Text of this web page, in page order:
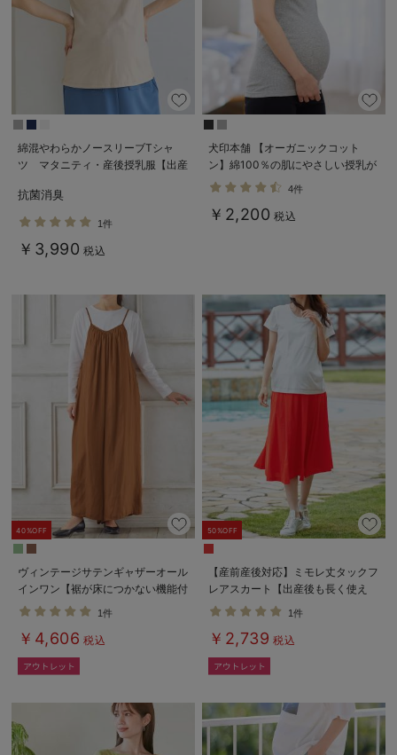
綿混やわらかノースリーブTシャ
ツ マタニティ・産後授乳服【出産
抗菌消臭
1件
￥3,990 税込
犬印本舗 【オーガニックコット
ン】綿100％の肌にやさしい授乳が
できるキャミソール【出産後も長く
4件
￥2,200 税込
40%OFF
ヴィンテージサテンギャザーオール
インワン【裾が床につかない機能付
き】 マタニティ・授乳服【出産後
1件
￥4,606 税込
50%OFF
【産前産後対応】ミモレ丈タックフ
レアスカート【出産後も長く使え
る】
1件
￥2,739 税込